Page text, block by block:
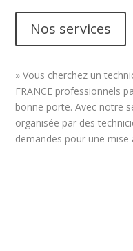
Nos services
» Vous cherchez un
FRANCE professionnels
bonne porte. Avec notre
organisée par des
demandes pour une mise